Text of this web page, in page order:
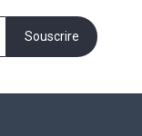
Souscrire